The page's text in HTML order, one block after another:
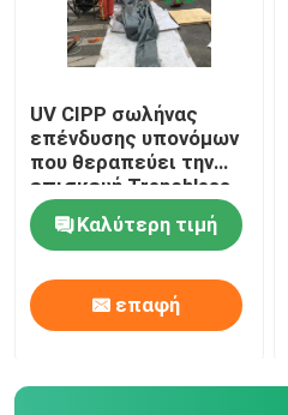
UV CIPP σωλήνας
επένδυσης υπονόμων
που θεραπεύει την
επισκευή Trenchless
στα δίκτυα σωλήνων
λυμάτων όμβριων
υδάτων
Καλύτερη τιμή
επαφή